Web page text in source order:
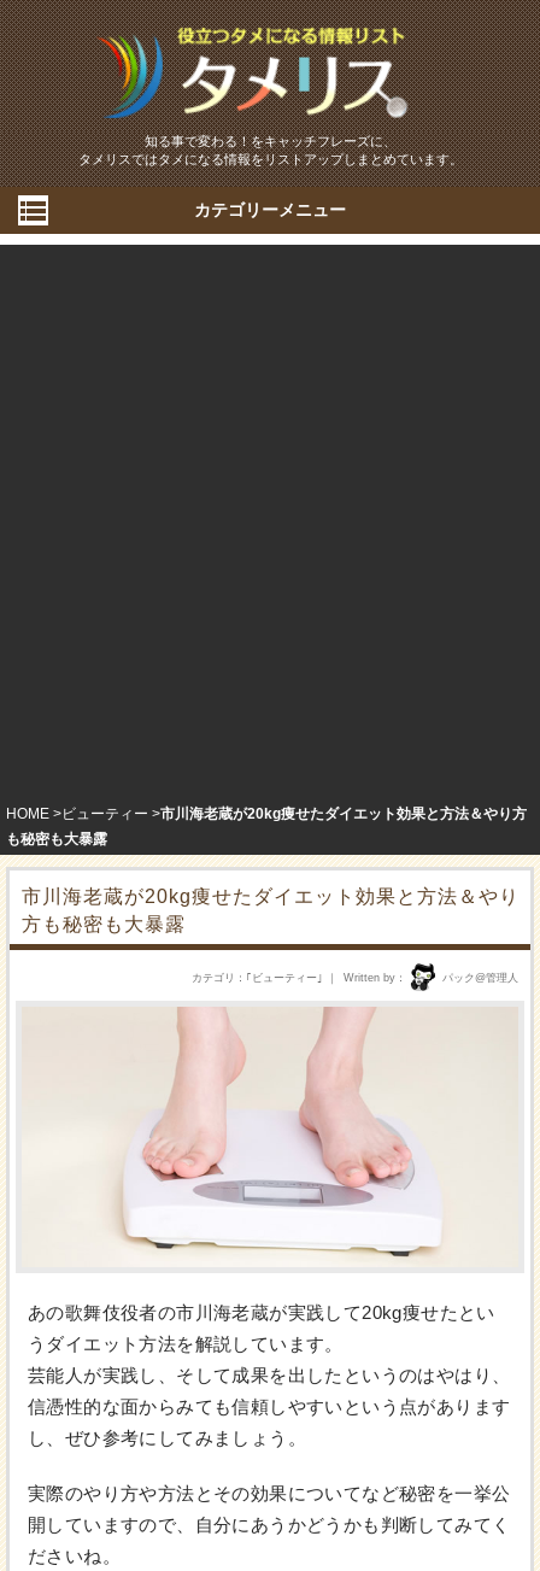
知る事で変わる！をキャッチフレーズに、
タメリスではタメになる情報をリストアップしまとめています。
カテゴリーメニュー
HOME ビューティー
市川海老蔵が20kg痩せたダイエット効果と方法＆やり方
も秘密も大暴露
市川海老蔵が20kg痩せたダイエット効果と方法＆やり
方も秘密も大暴露
Written by パック@管理人
カテゴリ ｢ ビューティー ｣
あの歌舞伎役者の市川海老蔵が実践して20kg痩せたとい
うダイエット方法を解説しています。
芸能人が実践し、そして成果を出したというのはやはり、
信憑性的な面からみても信頼しやすいという点があります
し、ぜひ参考にしてみましょう。
実際のやり方や方法とその効果についてなど秘密を一挙公
開していますので、自分にあうかどうかも判断してみてく
ださいね。